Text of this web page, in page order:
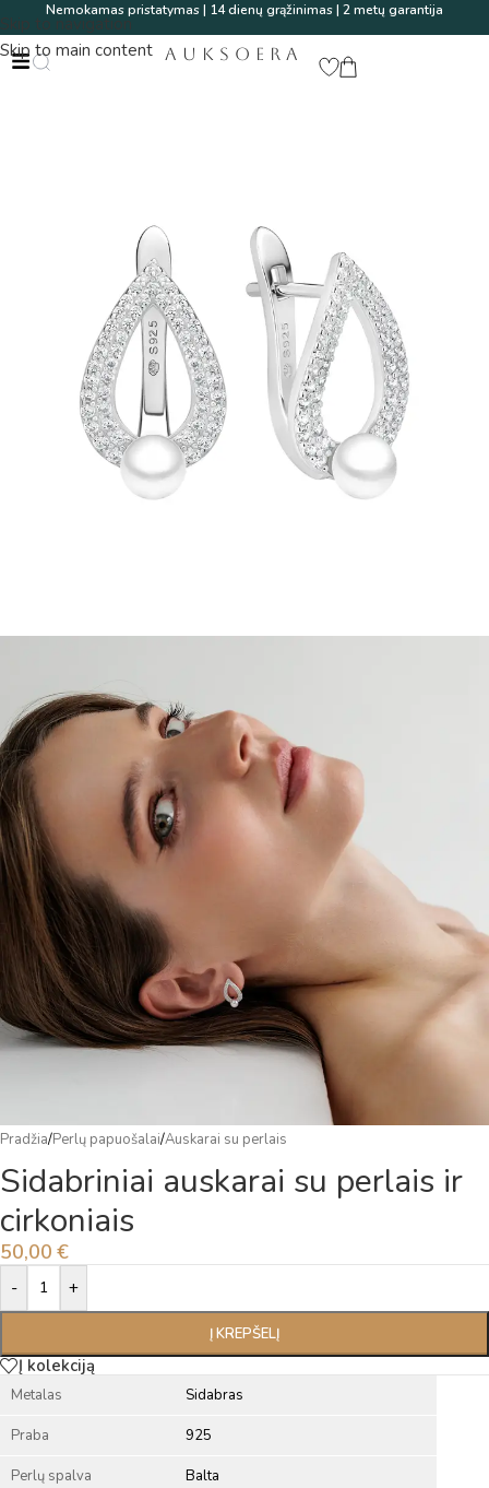
Skip to navigation
Skip to main content
Nemokamas pristatymas | 14 dienų grąžinimas | 2 metų garantija
AUKSOERA
Pradžia/Perlų papuošalai/Auskarai su perlais
Sidabriniai auskarai su perlais ir
cirkoniais
50,00 €
- +
Į KREPŠELĮ
Alternative:
Į kolekciją
Metalas Sidabras
Praba 925
Perlų spalva Balta